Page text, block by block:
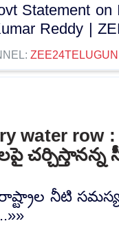
Statement
Reddy |
water row
చర్చిస్తానన్న
రాష్ట్రాల నీటి